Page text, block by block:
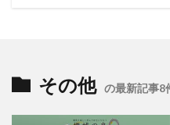
その他 の最新記事8